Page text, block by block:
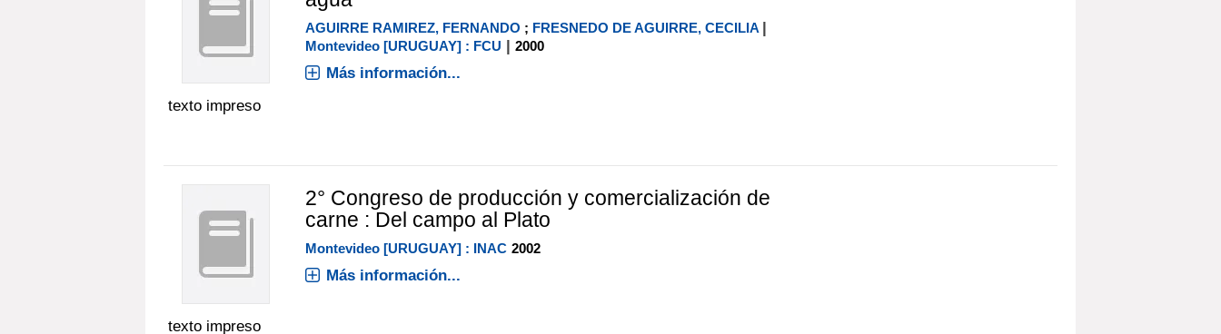
texto impreso
AGUIRRE RAMIREZ, FERNANDO ; FRESNEDO DE AGUIRRE, CECILIA |
Montevideo [URUGUAY] : FCU | 2000
Más información...
texto impreso
2° Congreso de producción y comercialización de
carne : Del campo al Plato
Montevideo [URUGUAY] : INAC 2002
Más información...